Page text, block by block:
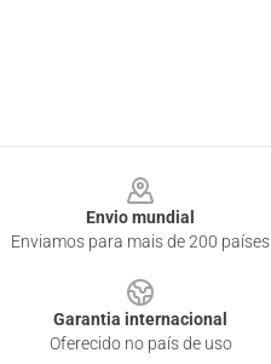
Envio mundial
Enviamos para mais de 200 países
Garantia internacional
Oferecido no país de uso